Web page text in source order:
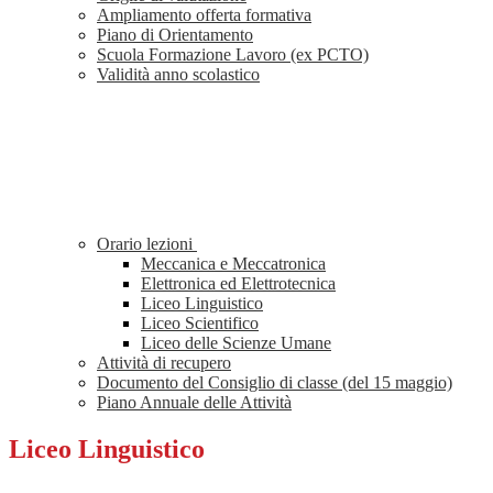
Ampliamento offerta formativa
Piano di Orientamento
Scuola Formazione Lavoro (ex PCTO)
Validità anno scolastico
Orario lezioni
Meccanica e Meccatronica
Elettronica ed Elettrotecnica
Liceo Linguistico
Liceo Scientifico
Liceo delle Scienze Umane
Attività di recupero
Documento del Consiglio di classe (del 15 maggio)
Piano Annuale delle Attività
Liceo Linguistico